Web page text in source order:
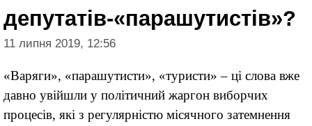
депутатів-«парашутистів»?
11 липня 2019, 12:56
«Варяги», «парашутисти», «туристи» – ці слова вже
давно увійшли у політичний жаргон виборчих
процесів, які з регулярністю місячного затемнення